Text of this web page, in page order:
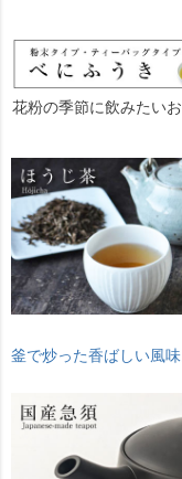
花粉の季節に飲みたい
釜で炒った香ばしい風味